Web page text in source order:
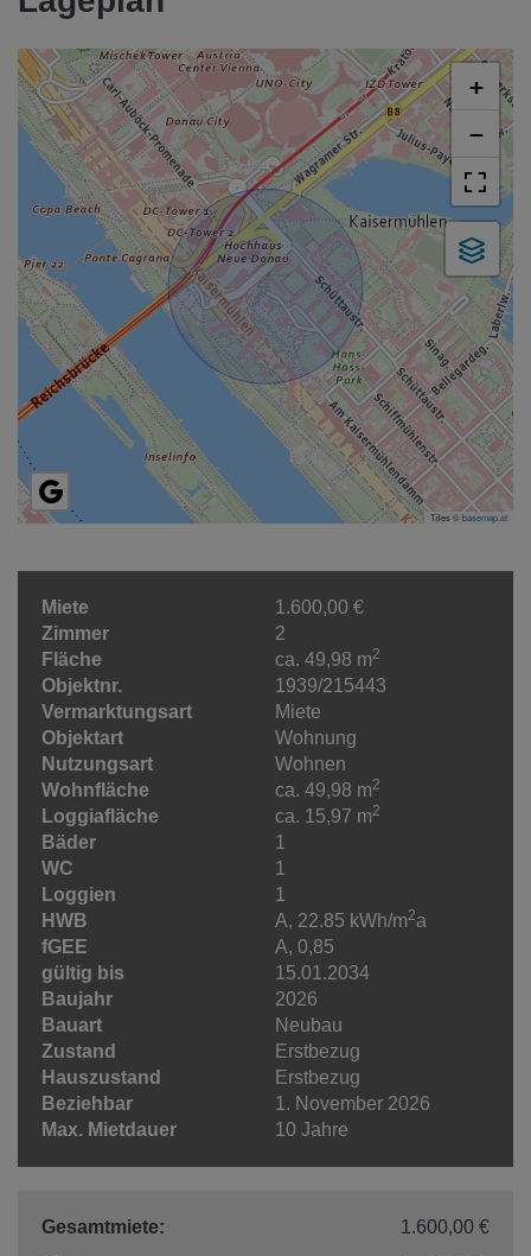
+
−
Tiles ©basemap.at
Miete
1.600,00 €
Zimmer
2
Fläche
ca. 49,98 m2
Objektnr.
1939/215443
Vermarktungsart
Miete
Objektart
Wohnung
Nutzungsart
Wohnen
Wohnfläche
ca. 49,98 m2
Loggiafläche ca. 15,97 m2
Bäder
1
WC
1
Loggien
1
HWB
A, 22.85 kWh/m2a
fGEE
A, 0,85
gültig bis
15.01.2034
Baujahr
2026
Bauart
Neubau
Zustand
Erstbezug
Hauszustand
Erstbezug
Beziehbar
1. November 2026
Max. Mietdauer
10 Jahre
Gesamtmiete:
1.600,00 €